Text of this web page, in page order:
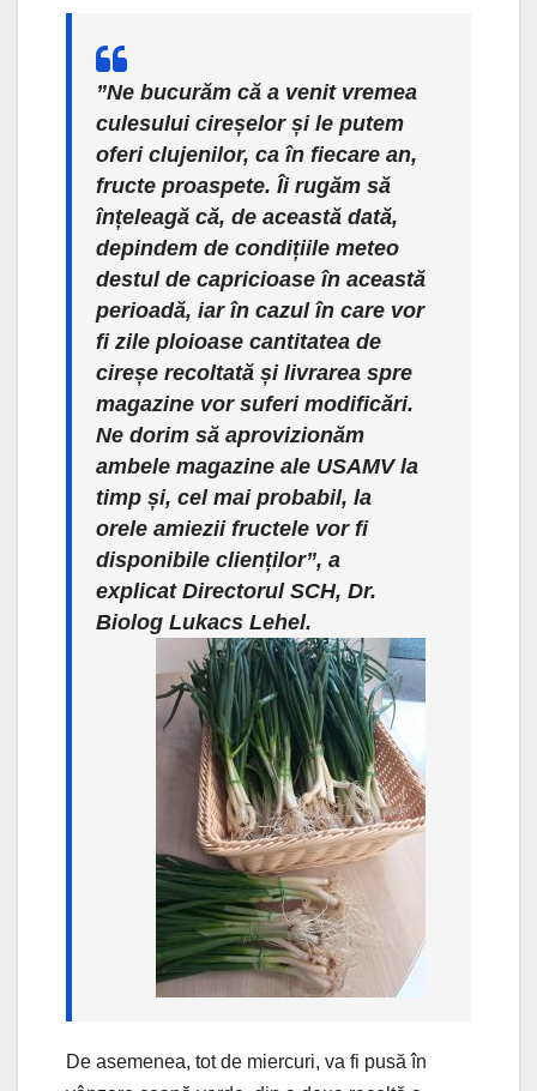
”Ne bucurăm că a venit vremea
culesului cireșelor și le putem
oferi clujenilor, ca în fiecare an,
fructe proaspete. Îi rugăm să
înțeleagă că, de această dată,
depindem de condițiile meteo
destul de capricioase în această
perioadă, iar în cazul în care vor
fi zile ploioase cantitatea de
cireșe recoltată și livrarea spre
magazine vor suferi modificări.
Ne dorim să aprovizionăm
ambele magazine ale USAMV la
timp și, cel mai probabil, la
orele amiezii fructele vor fi
disponibile clienților”, a
explicat Directorul SCH, Dr.
Biolog Lukacs Lehel.
De asemenea, tot de miercuri, va fi pusă în